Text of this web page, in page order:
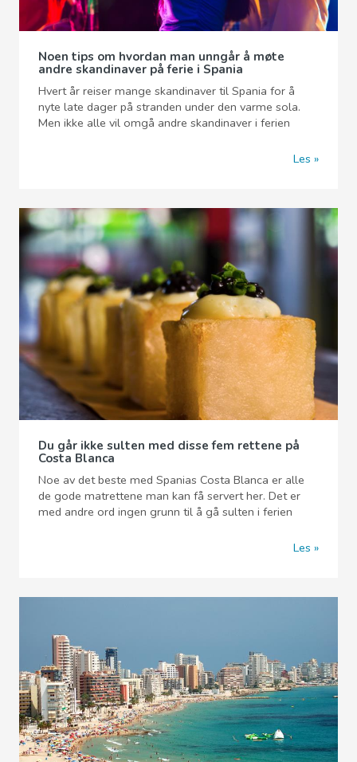
Noen tips om hvordan man unngår å møte
andre skandinaver på ferie i Spania
Hvert år reiser mange skandinaver til Spania for å
nyte late dager på stranden under den varme sola.
Men ikke alle vil omgå andre skandinaver i ferien
Les
Du går ikke sulten med disse fem rettene på
Costa Blanca
Noe av det beste med Spanias Costa Blanca er alle
de gode matrettene man kan få servert her. Det er
med andre ord ingen grunn til å gå sulten i ferien
Les